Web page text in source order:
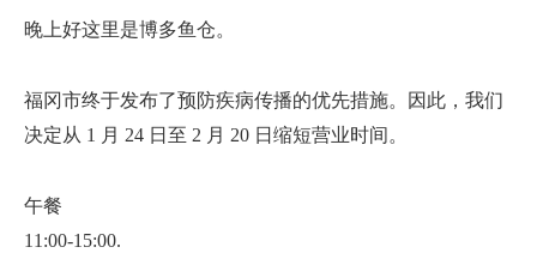
晚上好这里是博多鱼仓。
福冈市终于发布了预防疾病传播的优先措施。因此，我们
决定从 1 月 24 日至 2 月 20 日缩短营业时间。
午餐
11:00-15:00.